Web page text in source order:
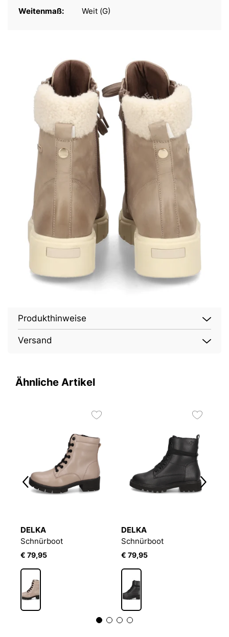
Weitenmaß: Weit (G)
Produkthinweise
Versand
Ähnliche Artikel
DELKA
Schnürboot
€ 79,95
DELKA
Schnürboot
€ 79,95